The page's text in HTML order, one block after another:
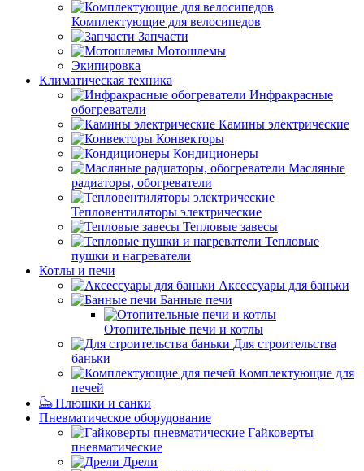
Комплектующие для велосипедов
Запчасти
Мотошлемы
Экипировка
Климатическая техника
Инфракрасные
обогреватели
Камины электрические
Конвекторы
Кондиционеры
Масляные
радиаторы, обогреватели
Тепловентиляторы электрические
Тепловые завесы
Тепловые
пушки и нагреватели
Котлы и печи
Аксессуары для баньки
Банные печи
Отопительные печи и котлы
Для строительства
баньки
Комплектующие для
печей
Плюшки и санки
Пневматическое оборудование
Гайковерты
пневматические
Дрели